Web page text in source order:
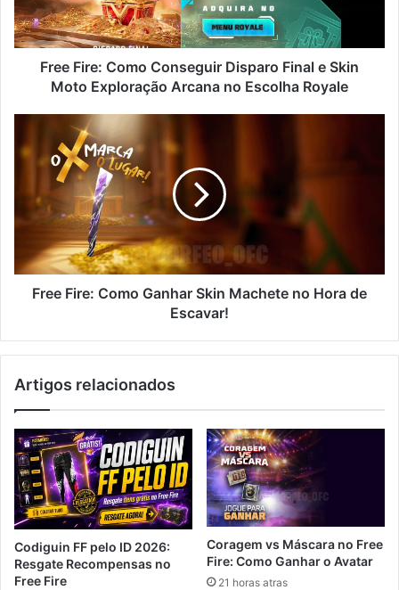
e
Skin
Moto
Exploração
Escolha
Free Fire: Como Conseguir Disparo Final e Skin
Moto Exploração Arcana no Escolha Royale
Free
Fire:
Como
Skin
Machete
Hora
de
Escavar!
Free Fire: Como Ganhar Skin Machete no Hora de
Escavar!
Artigos relacionados
Codiguin FF pelo ID 2026:
Resgate Recompensas no
Free Fire
Coragem vs Máscara no Free
Fire: Como Ganhar o Avatar
21 horas atras